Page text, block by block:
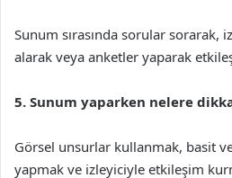
Sunum sırasında sorular sorarak,
alarak veya anketler yaparak
5. Sunum yaparken nelere
Görsel unsurlar kullanmak, basit
yapmak ve izleyiciyle etkileşim